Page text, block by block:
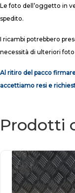
Le foto dell’oggetto in
spedito.
I ricambi potrebbero
necessità di ulteriori
Al ritiro del pacco
accettiamo resi e
Prodotti